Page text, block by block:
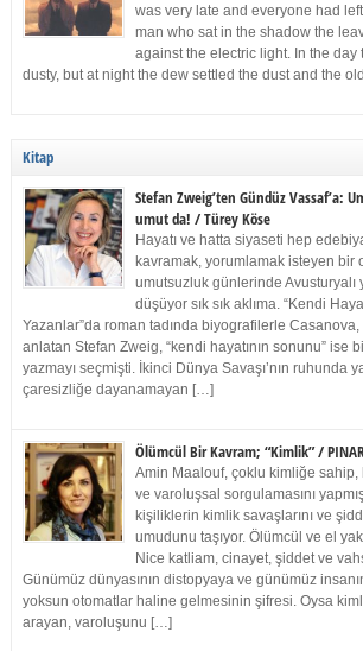
was very late and everyone had
man who sat in the shadow the
against the electric light. In the day
dusty, but at night the dew settled the dust and the
Kitap
Stefan Zweig’ten Gündüz Vassaf’a:
umut da! / Türey Köse
Hayatı ve hatta siyaseti hep
kavramak, yorumlamak isteyen bir
umutsuzluk günlerinde Avusturyalı
düşüyor sık sık aklıma. “Kendi
Yazanlar”da roman tadında biyografilerle Casanova,
anlatan Stefan Zweig, “kendi hayatının sonunu” ise
yazmayı seçmişti. İkinci Dünya Savaşı’nın ruhunda
çaresizliğe dayanamayan […]
Ölümcül Bir Kavram; “Kimlik” /
Amin Maalouf, çoklu kimliğe sahip,
ve varoluşsal sorgulamasını
kişiliklerin kimlik savaşlarını ve
umudunu taşıyor. Ölümcül ve el
Nice katliam, cinayet, şiddet ve
Günümüz dünyasının distopyaya ve günümüz
yoksun otomatlar haline gelmesinin şifresi. Oysa
arayan, varoluşunu […]